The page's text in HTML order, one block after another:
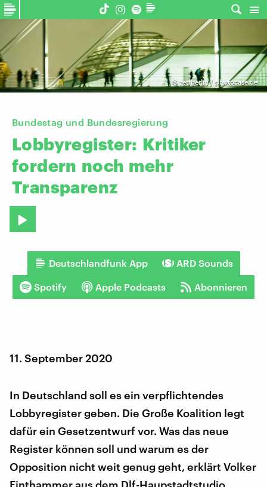
© zettberlin / photocase.de
Bundestag und Bundesregierung
Lobbyregister: Kritiker
fordern noch mehr
Transparenz
Deutschlandfunk App ARD Sounds
Spotify Apple Podcasts Abonnieren
11. September 2020
In Deutschland soll es ein verpflichtendes
Lobbyregister geben. Die Große Koalition legt
dafür ein Gesetzentwurf vor. Was das neue
Register können soll und warum es der
Opposition nicht weit genug geht, erklärt Volker